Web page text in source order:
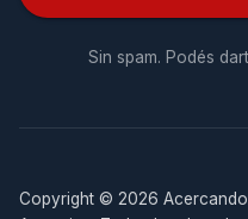
Sin spam. Podés
Copyright © 2026